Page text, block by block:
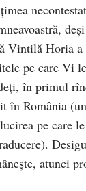
Vintilă Horia a
pe care Vi
în primul
în România
pe care
atunci